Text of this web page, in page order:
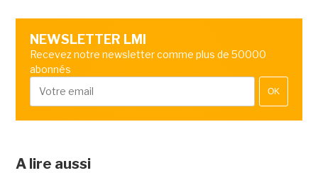
NEWSLETTER LMI
Recevez notre newsletter comme plus de 50000
abonnés
OK
A lire aussi